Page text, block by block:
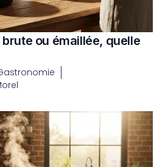
ou émaillée, quelle